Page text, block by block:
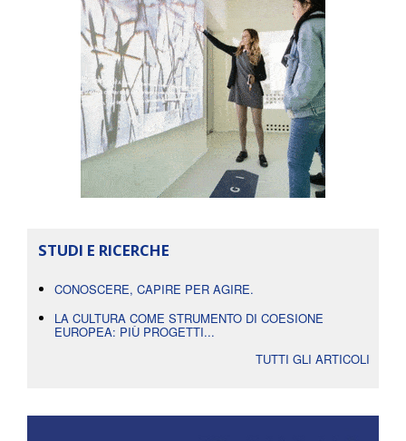
STUDI E RICERCHE
CONOSCERE, CAPIRE PER AGIRE.
LA CULTURA COME STRUMENTO DI COESIONE
EUROPEA: PIÙ PROGETTI...
TUTTI GLI ARTICOLI